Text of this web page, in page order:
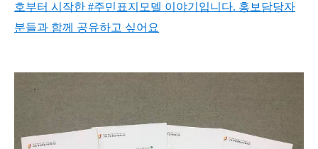
호부터 시작한 #주민표지모델 이야기입니다. 홍보담당자
분들과 함께 공유하고 싶어요